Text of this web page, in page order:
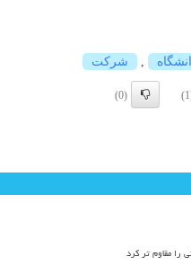
, شركت
(0)
مقاوم تر کرد